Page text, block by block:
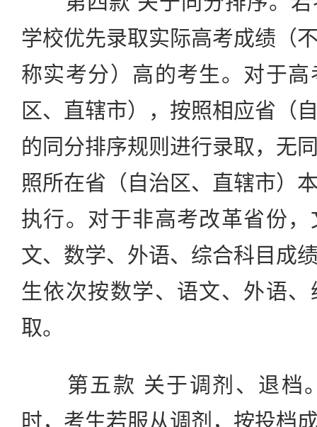
学校优先录取实际高考成绩（
称实考分）高的考生。对于
区、直辖市），按照相应省（
的同分排序规则进行录取，无
照所在省（自治区、直辖市）
执行。对于非高考改革省份
文、数学、外语、综合科目成
生依次按数学、语文、外语
取。
第五款 关于调剂、退档
时，考生若服从调剂，按投档